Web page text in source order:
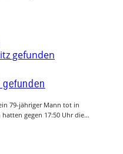
gefunden
79-jähriger Mann tot in
gegen 17:50 Uhr die…